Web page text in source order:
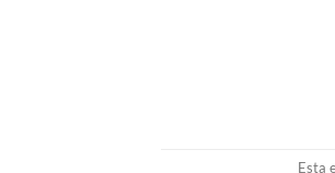
Esta